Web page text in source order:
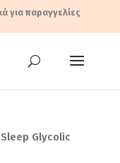
για παραγγελίες
Glycolic